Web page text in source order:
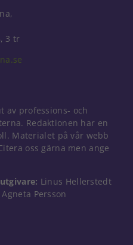
3 tr
av professions- och
Redaktionen har en
Materialet på vår webb
oss gärna men ange
Linus Hellerstedt
Agneta Persson
Nödvändiga